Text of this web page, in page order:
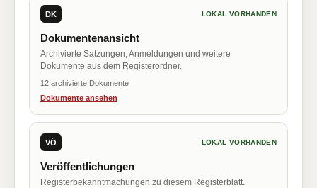
DK LOKAL VORHANDEN
Dokumentenansicht
Archivierte Satzungen, Anmeldungen und weitere
Dokumente aus dem Registerordner.
12 archivierte Dokumente
Dokumente ansehen
VÖ LOKAL VORHANDEN
Veröffentlichungen
Registerbekanntmachungen zu diesem Registerblatt.